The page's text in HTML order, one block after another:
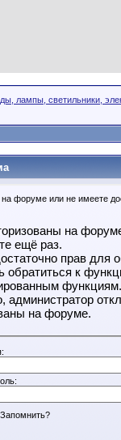
лампы, светильники,
форуме или не имеете
на
ещё раз.
прав для
обратиться к
функциям.
администратор
на форуме.
Запомнить?